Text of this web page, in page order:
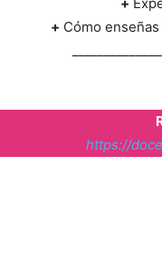
+ Cómo
https://